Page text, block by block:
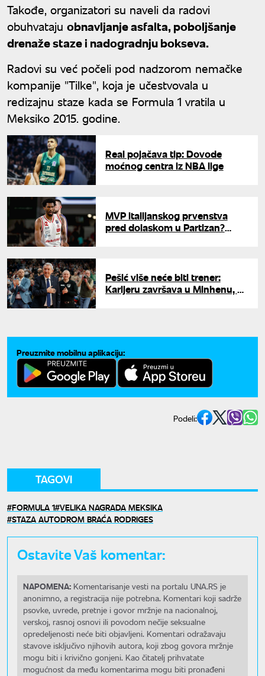
Takođe, organizatori su naveli da radovi
obuhvataju obnavljanje asfalta, poboljšanje
drenaže staze i nadogradnju bokseva.
Radovi su već počeli pod nadzorom nemačke
kompanije "Tilke", koja je učestvovala u
redizajnu staze kada se Formula 1 vratila u
Meksiko 2015. godine.
Real pojačava tip: Dovode
moćnog centra iz NBA lige
MVP italijanskog prvenstva
pred dolaskom u Partizan?
Pešić više neće biti trener:
Karijeru završava u Minhenu, ali
Preuzmite mobilnu aplikaciju:
Podeli:
TAGOVI
FORMULA 1 VELIKA NAGRADA MEKSIKA
STAZA AUTODROM BRAĆA RODRIGES
Ostavite Vaš komentar:
NAPOMENA: Komentarisanje vesti na portalu UNA.RS je
anonimno, a registracija nije potrebna. Komentari koji sadrže
psovke, uvrede, pretnje i govor mržnje na nacionalnoj,
verskoj, rasnoj osnovi ili povodom nečije seksualne
opredeljenosti neće biti objavljeni. Komentari odražavaju
stavove isključivo njihovih autora, koji zbog govora mržnje
mogu biti i krivično gonjeni. Kao čitatelj prihvatate
mogućnost da među komentarima mogu biti pronađeni